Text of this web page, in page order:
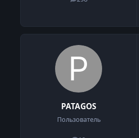
сообщения
PATAGOS
Пользователь